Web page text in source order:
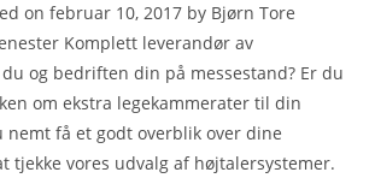
on februar 10, 2017 by Bjørn Tore
Komplett leverandør av
og bedriften din på messestand? Er du
om ekstra legekammerater til din
nemt få et godt overblik over dine
tjekke vores udvalg af højtalersystemer.